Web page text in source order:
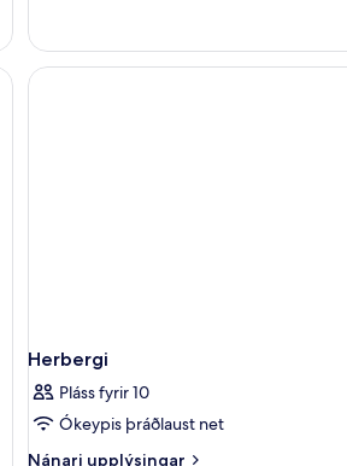
Herbergi
Pláss fyrir 10
Ókeypis þráðlaust net
Nánari upplýsingar
Nánari